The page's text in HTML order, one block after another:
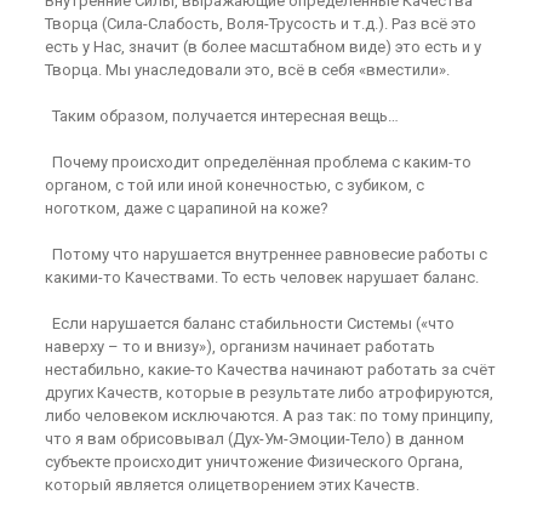
Творца (Сила-Слабость, Воля-Трусость и т.д.). Раз всё это
есть у Нас, значит (в более масштабном виде) это есть и у
Творца. Мы унаследовали это, всё в себя «вместили».
Таким образом, получается интересная вещь…
Почему происходит определённая проблема с каким-то
органом, с той или иной конечностью, с зубиком, с
ноготком, даже с царапиной на коже?
Потому что нарушается внутреннее равновесие работы с
какими-то Качествами. То есть человек нарушает баланс.
Если нарушается баланс стабильности Системы («что
наверху – то и внизу»), организм начинает работать
нестабильно, какие-то Качества начинают работать за счёт
других Качеств, которые в результате либо атрофируются,
либо человеком исключаются. А раз так: по тому принципу,
что я вам обрисовывал (Дух-Ум-Эмоции-Тело) в данном
субъекте происходит уничтожение Физического Органа,
который является олицетворением этих Качеств.